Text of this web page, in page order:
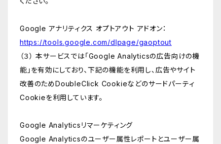
Google アナリティクス オプトアウト アドオン：
https://tools.google.com/dlpage/gaoptout
（３） 本サービスでは「Google Analyticsの広告向けの機
能」を有効にしており、下記の機能を利用し、広告やサイト
改善のためDoubleClick Cookieなどのサードパーティ
Cookieを利用しています。
Google Analyticsリマーケティング
Google Analyticsのユーザー属性レポートとユーザー属